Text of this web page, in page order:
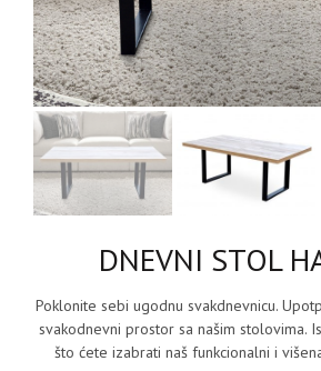
DNEVNI STOL
Poklonite sebi ugodnu svakdnevnicu.
svakodnevni prostor sa našim stolovima.
što ćete izabrati naš funkcionalni i